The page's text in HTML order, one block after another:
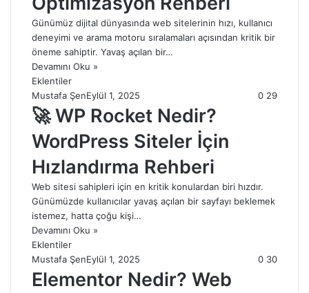
Günümüz dijital dünyasında web sitelerinin hızı, kullanıcı
deneyimi ve arama motoru sıralamaları açısından kritik bir
öneme sahiptir. Yavaş açılan bir…
Devamını Oku »
Eklentiler
Mustafa ŞenEylül 1, 2025 0 29
🚀 WP Rocket Nedir?
WordPress Siteler İçin
Hızlandırma Rehberi
Web sitesi sahipleri için en kritik konulardan biri hızdır.
Günümüzde kullanıcılar yavaş açılan bir sayfayı beklemek
istemez, hatta çoğu kişi…
Devamını Oku »
Eklentiler
Mustafa ŞenEylül 1, 2025 0 30
Elementor Nedir? Web